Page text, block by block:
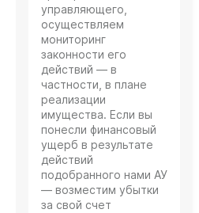
управляющего,
осуществляем
мониторинг
законности его
действий — в
частности, в плане
реализации
имущества. Если вы
понесли финансовый
ущерб в результате
действий
подобранного нами АУ
— возместим убытки
за свой счет